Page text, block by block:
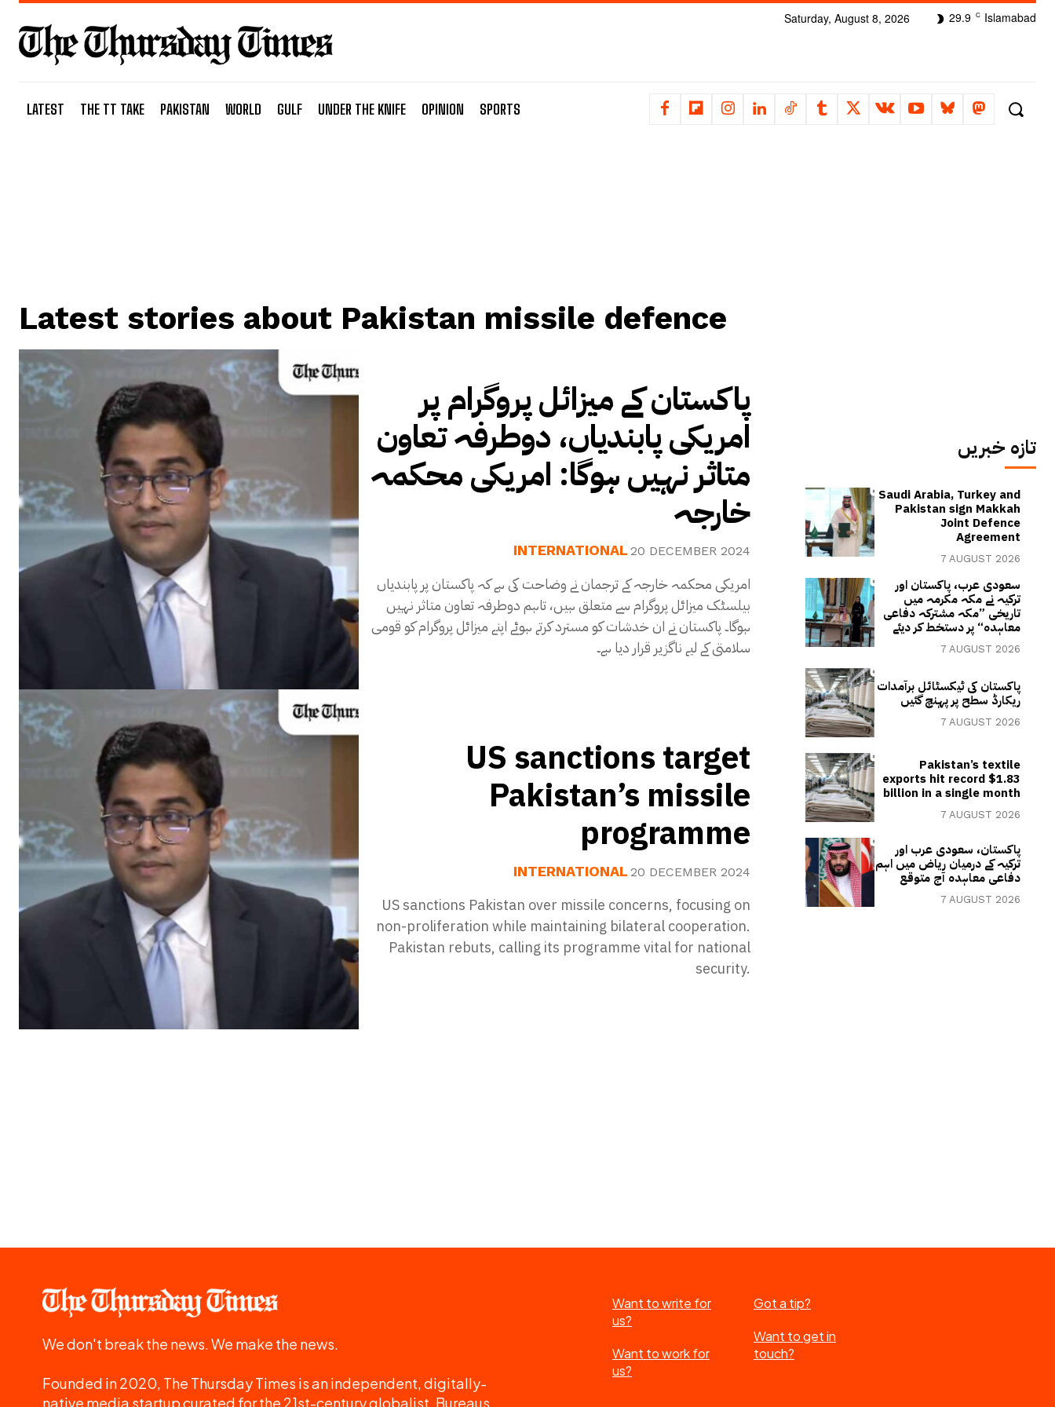
29.9 C Islamabad
Saturday, August 8, 2026
LATEST THE TT TAKE PAKISTAN WORLD GULF UNDER THE KNIFE OPINION SPORTS
Latest stories about Pakistan missile defence
پاکستان کے میزائل پروگرام پر
امریکی پابندیاں، دوطرفہ تعاون
متاثر نہیں ہوگا: امریکی محکمہ
خارجہ
INTERNATIONAL 20 DECEMBER 2024
امریکی محکمہ خارجہ کے ترجمان نے وضاحت کی ہے کہ پاکستان پر پابندیاں
بیلسٹک میزائل پروگرام سے متعلق ہیں، تاہم دوطرفہ تعاون متاثر نہیں
ہوگا۔ پاکستان نے ان خدشات کو مسترد کرتے ہوئے اپنے میزائل پروگرام کو قومی
سلامتی کے لیے ناگزیر قرار دیا ہے۔
US sanctions target
Pakistan’s missile
programme
INTERNATIONAL 20 DECEMBER 2024
US sanctions Pakistan over missile concerns, focusing on
non-proliferation while maintaining bilateral cooperation.
Pakistan rebuts, calling its programme vital for national
security.
تازہ خبریں
Saudi Arabia, Turkey and
Pakistan sign Makkah
Joint Defence
Agreement
7 AUGUST 2026
سعودی عرب، پاکستان اور
ترکیہ نے مکہ مکرمہ میں
تاریخی ”مکہ مشترکہ دفاعی
معاہدہ“ پر دستخط کر دیئے
7 AUGUST 2026
پاکستان کی ٹیکسٹائل برآمدات
ریکارڈ سطح پر پہنچ گئیں
7 AUGUST 2026
Pakistan’s textile
exports hit record $1.83
billion in a single month
7 AUGUST 2026
پاکستان، سعودی عرب اور
ترکیہ کے درمیان ریاض میں اہم
دفاعی معاہدہ آج متوقع
7 AUGUST 2026
We don't break the news. We make the news.
Founded in 2020, The Thursday Times is an independent, digitally-
native media startup curated for the 21st-century globalist. Bureaus
Want to write for
us?
Want to work for
us?
Got a tip?
Want to get in
touch?